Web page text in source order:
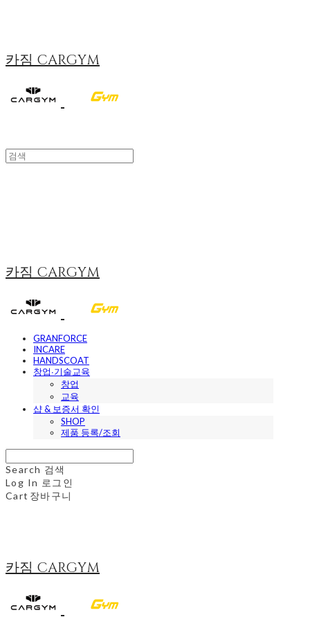
카짐 CARGYM
카짐 CARGYM
GRANFORCE
INCARE
HANDSCOAT
창업∙기술교육
창업
교육
샵 & 보증서 확인
SHOP
제품 등록/조회
Search 검색
Log In 로그인
Cart 장바구니
카짐 CARGYM